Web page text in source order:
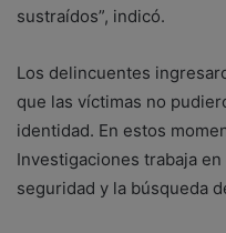
sustraídos”, indicó.
Los delincuentes
que las víctimas no
identidad. En estos
Investigaciones trabaja
seguridad y la búsqueda